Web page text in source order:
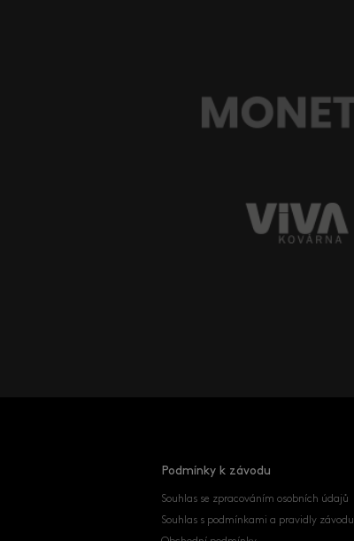
Podmínky k závodu
Souhlas se zpracováním osobních údajů
Souhlas s podmínkami a pravidly závodu